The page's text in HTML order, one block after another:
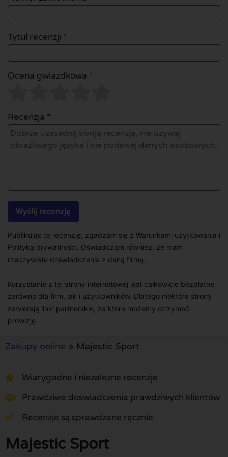
Tytuł recenzji *
Ocena gwiazdkowa *
Recenzja *
Publikując tę recenzję, zgadzam się z Warunkami użytkowania i
Polityką prywatności. Oświadczam również, że mam
rzeczywiste doświadczenia z daną firmą.
Korzystanie z tej strony internetowej jest całkowicie bezpłatne
zarówno dla firm, jak i użytkowników. Dlatego niektóre strony
zawierają linki partnerskie, za które możemy otrzymać
prowizję.
Zakupy online » Majestic Sport
Wiarygodne i niezależne recenzje
Prawdziwe doświadczenia prawdziwych klientów
Recenzje są sprawdzane ręcznie
Majestic Sport